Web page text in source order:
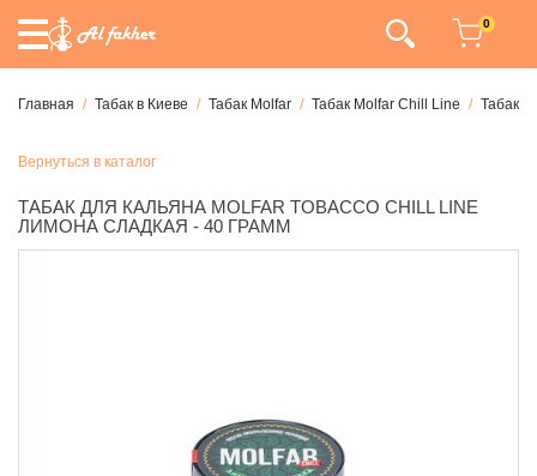
0
Главная Табак в Киеве Табак Molfar Табак Molfar Chill Line Табак
Вернуться в каталог
ТАБАК ДЛЯ КАЛЬЯНА MOLFAR TOBACCO CHILL LINE
ЛИМОНА СЛАДКАЯ - 40 ГРАММ